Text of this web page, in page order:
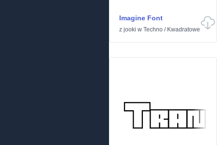
Imagine Font
z jooki w Techno / Kwadratowe